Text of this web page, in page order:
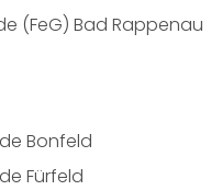
(FeG) Bad Rappenau
Bonfeld
Fürfeld